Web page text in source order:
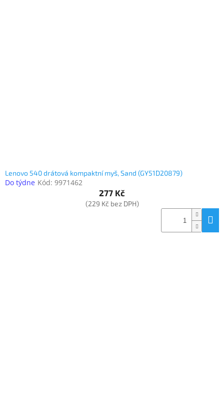
Lenovo 540 drátová kompaktní myš, Sand (GY51D20879)
Do týdne Kód: 9971462
277 Kč
(229 Kč bez DPH)